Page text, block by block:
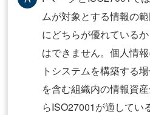
ムが対象とする情報の
にどちらが優れている
はできません。個人情
トシステムを構築する
を含む組織内の情報資
らISO27001が適してい